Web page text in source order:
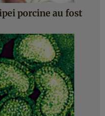
porcine au fost